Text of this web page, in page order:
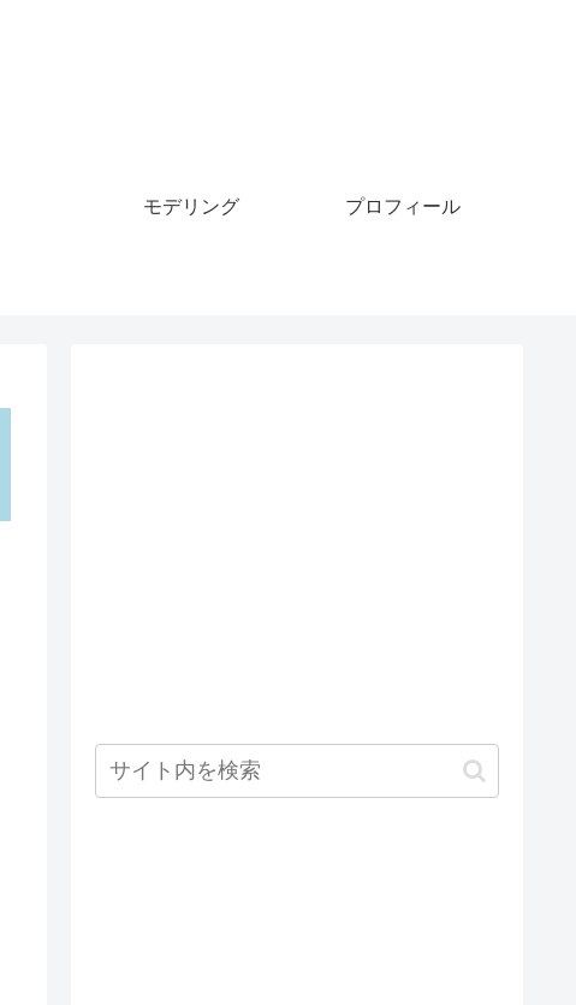
モデリング プロフィール